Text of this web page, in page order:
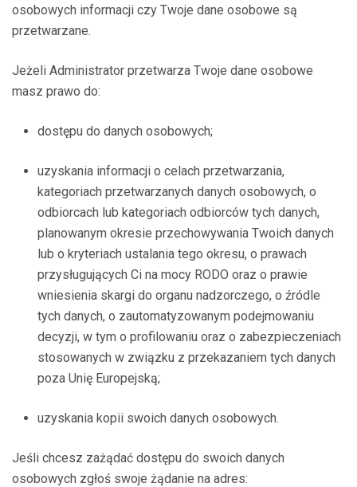
osobowych informacji czy Twoje dane osobowe są
przetwarzane.
Jeżeli Administrator przetwarza Twoje dane osobowe
masz prawo do:
dostępu do danych osobowych;
uzyskania informacji o celach przetwarzania,
kategoriach przetwarzanych danych osobowych, o
odbiorcach lub kategoriach odbiorców tych danych,
planowanym okresie przechowywania Twoich danych
lub o kryteriach ustalania tego okresu, o prawach
przysługujących Ci na mocy RODO oraz o prawie
wniesienia skargi do organu nadzorczego, o źródle
tych danych, o zautomatyzowanym podejmowaniu
decyzji, w tym o profilowaniu oraz o zabezpieczeniach
stosowanych w związku z przekazaniem tych danych
poza Unię Europejską;
uzyskania kopii swoich danych osobowych.
Jeśli chcesz zażądać dostępu do swoich danych
osobowych zgłoś swoje żądanie na adres: